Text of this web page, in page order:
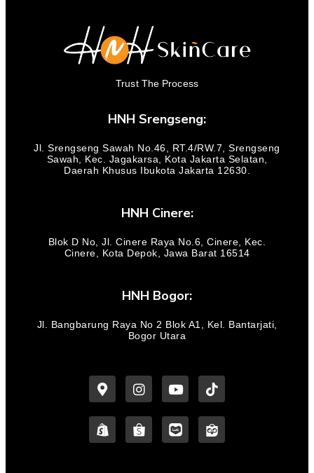
Trust The Process
HNH Srengseng:
Jl. Srengseng Sawah No.46, RT.4/RW.7, Srengseng
Sawah, Kec. Jagakarsa, Kota Jakarta Selatan,
Daerah Khusus Ibukota Jakarta 12630.
HNH Cinere:
Blok D No, Jl. Cinere Raya No.6, Cinere, Kec.
Cinere, Kota Depok, Jawa Barat 16514
HNH Bogor:
Jl. Bangbarung Raya No 2 Blok A1, Kel. Bantarjati,
Bogor Utara